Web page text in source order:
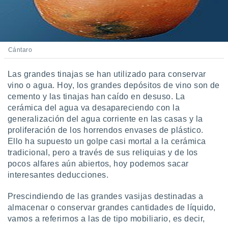
Cántaro
Las grandes tinajas se han utilizado para conservar
vino o agua. Hoy, los grandes depósitos de vino son de
cemento y las tinajas han caído en desuso. La
cerámica del agua va desapareciendo con la
generalización del agua corriente en las casas y la
proliferación de los horrendos envases de plástico.
Ello ha supuesto un golpe casi mortal a la cerámica
tradicional, pero a través de sus reliquias y de los
pocos alfares aún abiertos, hoy podemos sacar
interesantes deducciones.
Prescindiendo de las grandes vasijas destinadas a
almacenar o conservar grandes cantidades de líquido,
vamos a referirnos a las de tipo mobiliario, es decir,